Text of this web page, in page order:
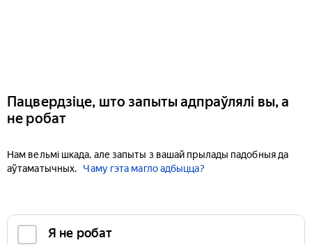
Пацвердзіце, што запыты адпраўлялі вы, а
не робат
Нам вельмі шкада, але запыты з вашай прылады падобныя да
аўтаматычных.
Чаму гэта магло адбыцца?
Я не робат